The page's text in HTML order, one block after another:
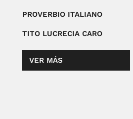
PROVERBIO ITALIANO
TITO LUCRECIA CARO
VER MÁS